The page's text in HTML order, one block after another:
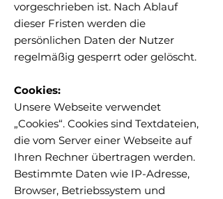
vorgeschrieben ist. Nach Ablauf
dieser Fristen werden die
persönlichen Daten der Nutzer
regelmäßig gesperrt oder gelöscht.
Cookies:
Unsere Webseite verwendet
„Cookies“. Cookies sind Textdateien,
die vom Server einer Webseite auf
Ihren Rechner übertragen werden.
Bestimmte Daten wie IP-Adresse,
Browser, Betriebssystem und